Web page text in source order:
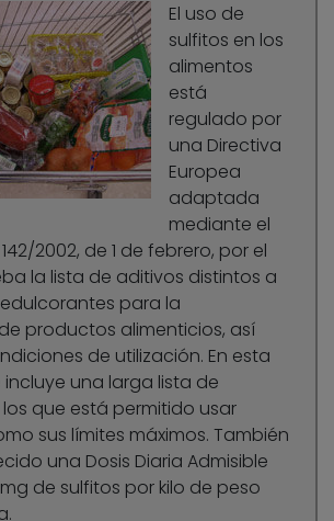
El uso de
sulfitos en los
alimentos
está
regulado por
una Directiva
Europea
adaptada
mediante el
2002, de 1 de febrero, por el
la lista de aditivos distintos a
para la
productos alimenticios, así
de utilización. En esta
una larga lista de
que está permitido usar
sus límites máximos. También
una Dosis Diaria Admisible
mg de sulfitos por kilo de peso